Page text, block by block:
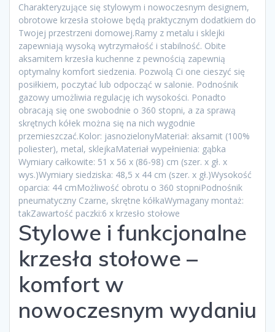
Charakteryzujące się stylowym i nowoczesnym designem,
obrotowe krzesła stołowe będą praktycznym dodatkiem do
Twojej przestrzeni domowej.Ramy z metalu i sklejki
zapewniają wysoką wytrzymałość i stabilność. Obite
aksamitem krzesła kuchenne z pewnością zapewnią
optymalny komfort siedzenia. Pozwolą Ci one cieszyć się
posiłkiem, poczytać lub odpocząć w salonie. Podnośnik
gazowy umożliwia regulację ich wysokości. Ponadto
obracają się one swobodnie o 360 stopni, a za sprawą
skrętnych kółek można się na nich wygodnie
przemieszczać.Kolor: jasnozielonyMateriał: aksamit (100%
poliester), metal, sklejkaMateriał wypełnienia: gąbka
Wymiary całkowite: 51 x 56 x (86-98) cm (szer. x gł. x
wys.)Wymiary siedziska: 48,5 x 44 cm (szer. x gł.)Wysokość
oparcia: 44 cmMożliwość obrotu o 360 stopniPodnośnik
pneumatyczny Czarne, skrętne kółkaWymagany montaż:
takZawartość paczki:6 x krzesło stołowe
Stylowe i funkcjonalne
krzesła stołowe –
komfort w
nowoczesnym wydaniu